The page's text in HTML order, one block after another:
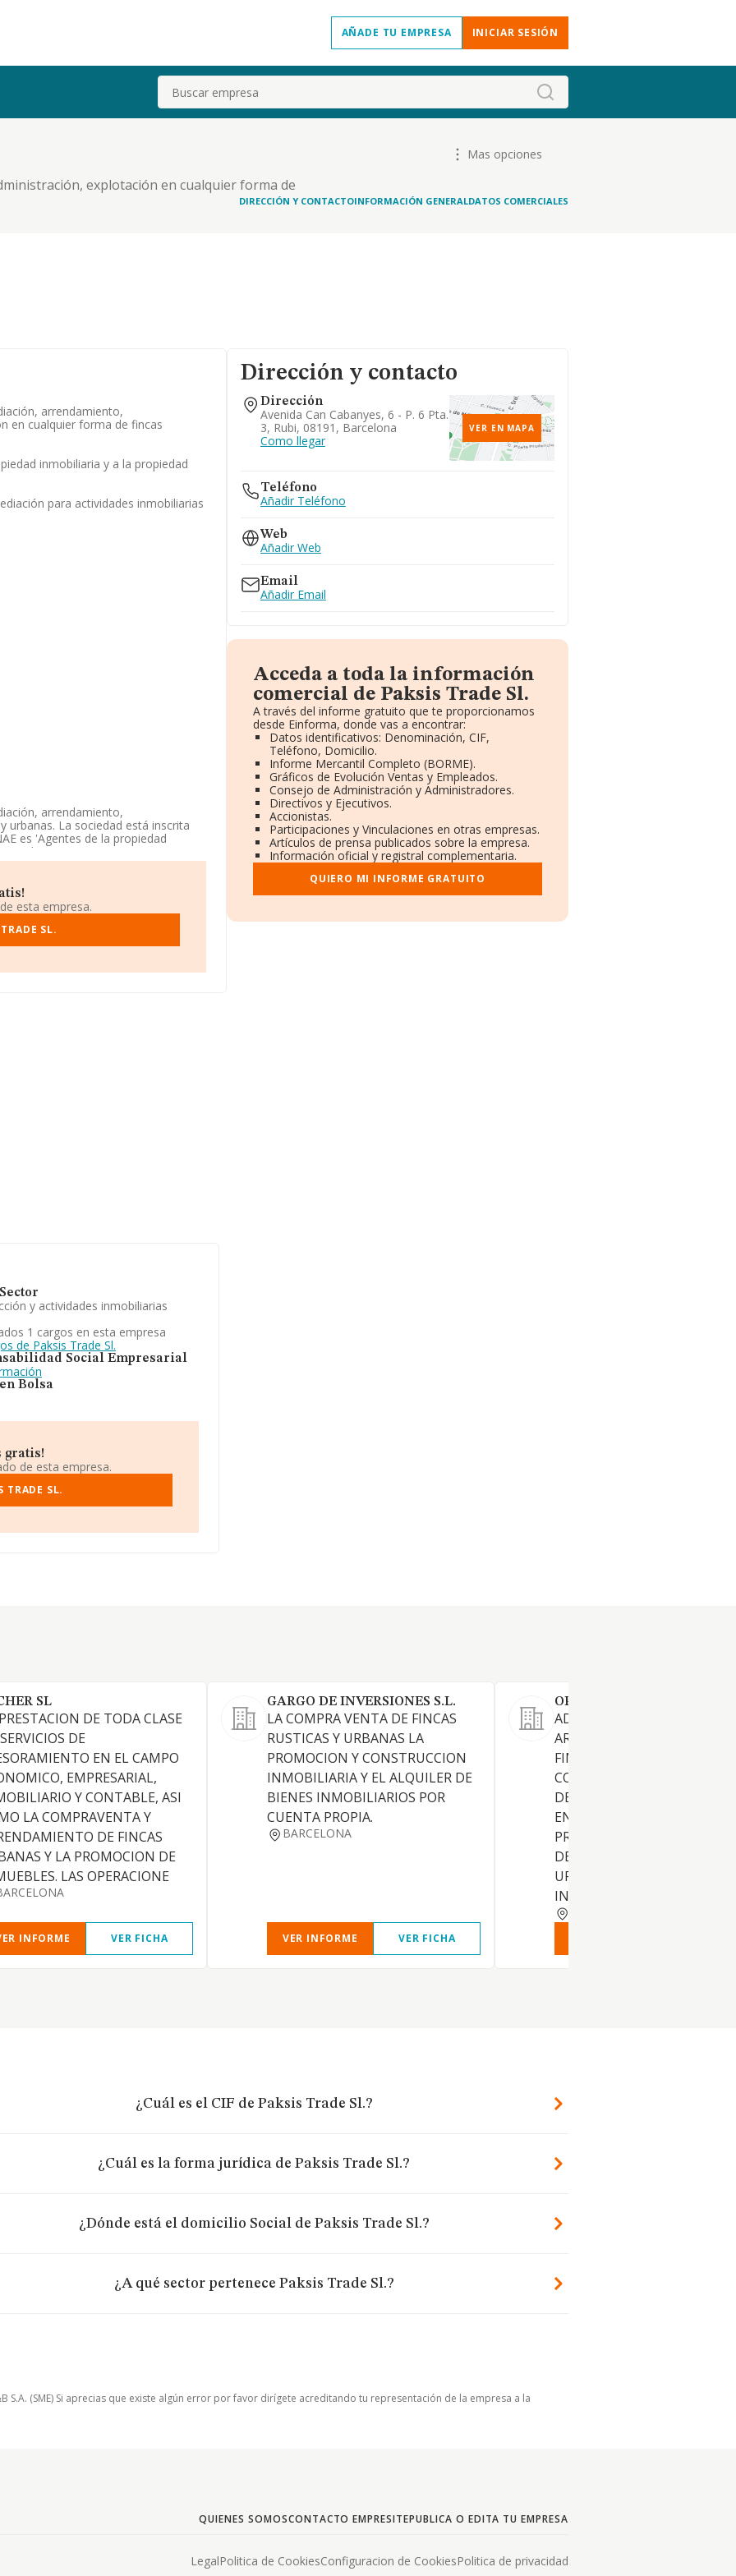
AÑADE TU EMPRESA INICIAR SESIÓN
Buscar
explotación en cualquier forma de
Mas opciones
DIRECCIÓN Y CONTACTOINFORMACIÓN GENERALDATOS COMERCIALES
arrendamiento,
en cualquier forma de fincas
inmobiliaria y a la propiedad
para actividades inmobiliarias
arrendamiento,
urbanas. La sociedad está inscrita
es 'Agentes de la propiedad
exteriores.
Cataluña.
compañías, a nivel nacional la
facturación de ventas entre todas
los datos de sector la media de
esta empresa.
SL.
Dirección y contacto
Dirección
Avenida Can Cabanyes, 6 - P. 6 Pta.
3, Rubi, 08191, Barcelona
Como llegar
VER EN MAPA
Teléfono
Añadir Teléfono
Web
Añadir Web
Email
Añadir Email
Acceda a toda la información
comercial de Paksis Trade Sl.
A través del informe gratuito que te proporcionamos
desde Einforma, donde vas a encontrar:
Datos identificativos: Denominación, CIF,
Teléfono, Domicilio.
Informe Mercantil Completo (BORME).
Gráficos de Evolución Ventas y Empleados.
Consejo de Administración y Administradores.
Directivos y Ejecutivos.
Accionistas.
Participaciones y Vinculaciones en otras empresas.
Artículos de prensa publicados sobre la empresa.
Información oficial y registral complementaria.
QUIERO MI INFORME GRATUITO
y actividades inmobiliarias
1 cargos en esta empresa
de Paksis Trade Sl.
Social Empresarial
Bolsa
gratis!
de esta empresa.
TRADE SL.
SL
DE TODA CLASE
DE
EN EL CAMPO
EMPRESARIAL,
Y CONTABLE, ASI
LA COMPRAVENTA Y
DE FINCAS
Y LA PROMOCION DE
LAS OPERACIONE
INFORME VER FICHA
GARGO DE INVERSIONES S.L.
LA COMPRA VENTA DE FINCAS
RUSTICAS Y URBANAS LA
PROMOCION Y CONSTRUCCION
INMOBILIARIA Y EL ALQUILER DE
BIENES INMOBILIARIOS POR
CUENTA PROPIA.
BARCELONA
VER INFORME VER FICHA
OPEN FINQUES SL
ADMINISTRACION,
ARRENDAMIENTO NO
FINANCIERO, GESTION Y
COMPRAVENTA DE TODA
DE FINCAS URBANAS Y
EN INTERES Y MANDATO DE
PROPIETARIOS
DE TODA CLASE DE FINCAS
URBANAS Y RUSTICAS EN
INTERES PR
¿Cuál es el CIF de Paksis Trade Sl.?
¿Cuál es la forma jurídica de Paksis Trade Sl.?
¿Dónde está el domicilio Social de Paksis Trade Sl.?
¿A qué sector pertenece Paksis Trade Sl.?
(SME) Si aprecias que existe algún error por favor dirígete acreditando tu representación de la empresa a la
QUIENES SOMOSCONTACTO EMPRESITEPUBLICA O EDITA TU EMPRESA
LegalPolitica de CookiesConfiguracion de CookiesPolitica de privacidad